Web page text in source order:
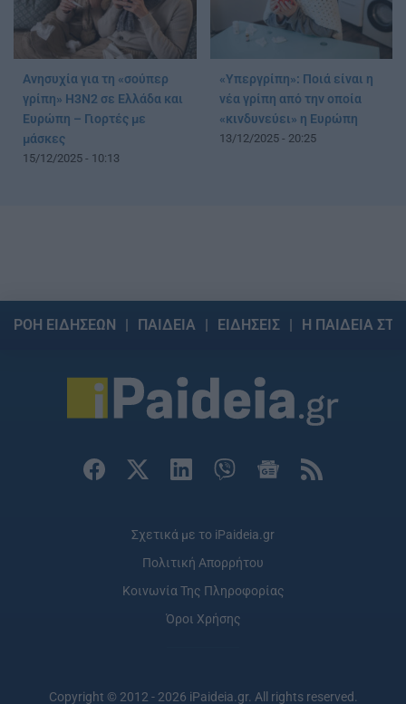
Ανησυχία για τη «σούπερ
γρίπη» H3N2 σε Ελλάδα και
Ευρώπη – Γιορτές με
μάσκες
15/12/2025 - 10:13
«Υπεργρίπη»: Ποιά είναι η
νέα γρίπη από την οποία
«κινδυνεύει» η Ευρώπη
13/12/2025 - 20:25
ΡΟΗ ΕΙΔΗΣΕΩΝ ΠΑΙΔΕΙΑ ΕΙΔΗΣΕΙΣ Η ΠΑΙΔΕΙΑ
Σχετικά με το iPaideia.gr
Πολιτική Απορρήτου
Κοινωνία Της Πληροφορίας
Όροι Χρήσης
Copyright © 2012 - 2026 iPaideia.gr. All rights reserved.